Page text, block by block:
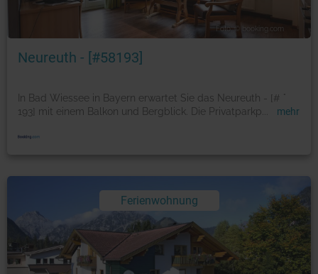
Foto: © booking.com
Neureuth - [#58193]
In Bad Wiessee in Bayern erwartet Sie das Neureuth - [# °
193] mit einem Balkon und Bergblick. Die Privatparkp
mehr
Ferienwohnung